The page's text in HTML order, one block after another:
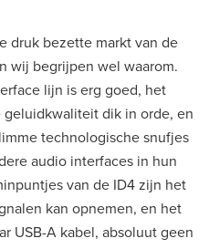
druk bezette markt van de
wij begrijpen wel waarom.
lijn is erg goed, het
geluidkwaliteit dik in orde, en
technologische snufjes
audio interfaces in hun
van de ID4 zijn het
kan opnemen, en het
USB-A kabel, absoluut geen